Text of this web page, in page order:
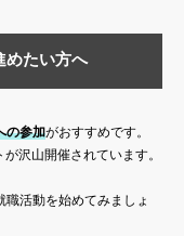
めたい方へ
の参加がおすすめです。
沢山開催されています。
活動を始めてみましょ